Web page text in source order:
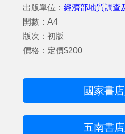
出版單位： 經濟部地質調查
開數：A4
版次：初版
價格：定價$200
國家書
五南書